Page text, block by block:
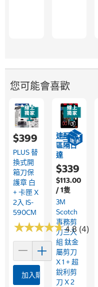
您可能會喜歡
$399
PLUS 替
換式開
箱刀保
護章 白
+ 卡匣 X
2入 IS-
590CM
★★★★★
★★★★★4.8 (4)
加入購物車
速配限
區隔日
達
$339
$113.00
/ 1隻
3M
Scotch
事務剪
刀三入
組 鈦金
屬剪刀
X 1 + 超
銳利剪
刀 X 2